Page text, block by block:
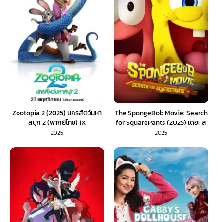
Zootopia 2 (2025) นครสัตว์มหา
สนุก 2 (พากย์ไทย) 1X
2025
The SpongeBob Movie: Search
for SquarePants (2025) เดอะ ส
พันจ์บ็อบ มูฟวี่ ภารกิจตามหาสพันจ์
2025